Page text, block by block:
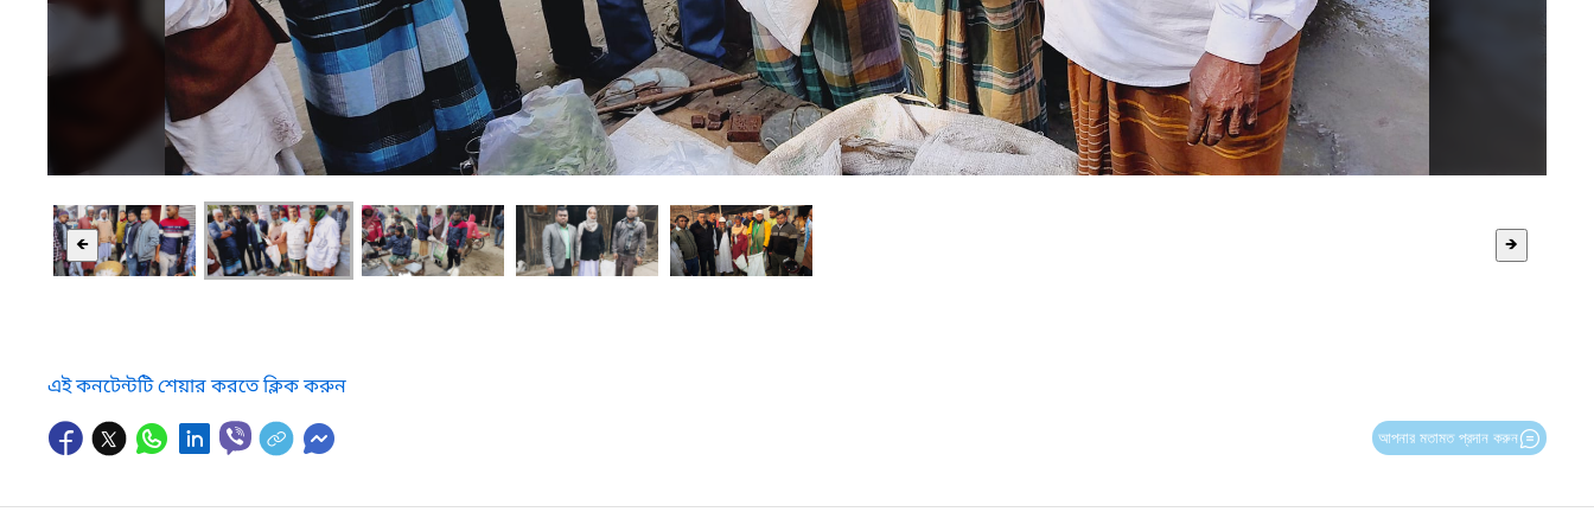
🡸 🡺
এই কনটেন্টটি শেয়ার করতে ক্লিক করুন
আপনার মতামত প্রদান করুন